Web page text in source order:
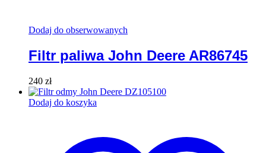
Dodaj do obserwowanych
Filtr paliwa John Deere AR86745
240 zł
Dodaj do koszyka